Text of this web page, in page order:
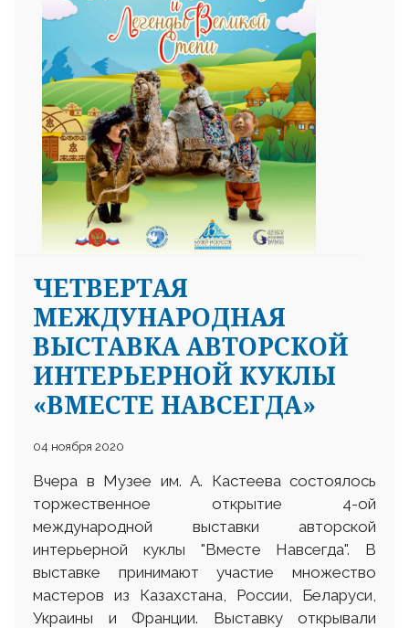
ЧЕТВЕРТАЯ
МЕЖДУНАРОДНАЯ
ВЫСТАВКА АВТОРСКОЙ
ИНТЕРЬЕРНОЙ КУКЛЫ
«ВМЕСТЕ НАВСЕГДА»
04 ноября 2020
Вчера в Музее им. А. Кастеева состоялось
торжественное открытие 4-ой
международной выставки авторской
интерьерной куклы "Вместе Навсегда". В
выставке принимают участие множество
мастеров из Казахстана, России, Беларуси,
Украины и Франции. Выставку открывали